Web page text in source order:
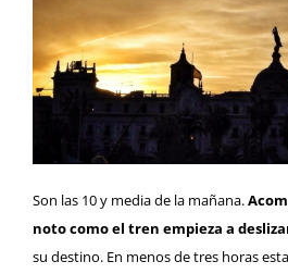
Son las 10 y media de la mañana.
noto como el tren empieza a
su destino. En menos de tres horas